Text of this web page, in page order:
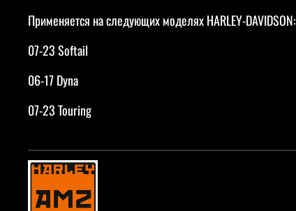
Применяется на следующих моделях HARLEY-DAVIDSON:
07-23 Softail
06-17 Dyna
07-23 Touring